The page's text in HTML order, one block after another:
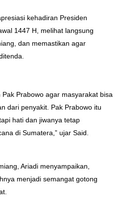
kehadiran Presiden
1447 H, melihat langsung
dan memastikan agar
Prabowo agar masyarakat bisa
dari penyakit. Pak Prabowo itu
hati dan jiwanya tetap
di Sumatera,” ujar Said.
Ariadi menyampaikan,
menjadi semangat gotong